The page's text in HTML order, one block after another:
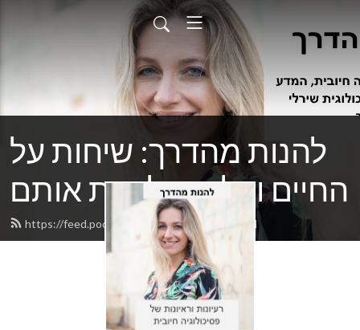
להנות מהדרך: שיחות על
החיים ועל איך לחיות אותם
https://feed.podbean.com/shirleyyair/feed.xml